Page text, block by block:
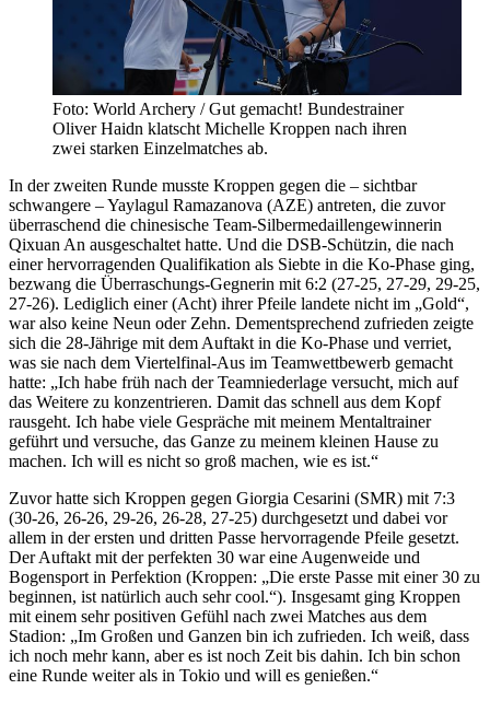
Foto: World Archery / Gut gemacht! Bundestrainer
Oliver Haidn klatscht Michelle Kroppen nach ihren
zwei starken Einzelmatches ab.
In der zweiten Runde musste Kroppen gegen die – sichtbar
schwangere – Yaylagul Ramazanova (AZE) antreten, die zuvor
überraschend die chinesische Team-Silbermedaillengewinnerin
Qixuan An ausgeschaltet hatte. Und die DSB-Schützin, die nach
einer hervorragenden Qualifikation als Siebte in die Ko-Phase ging,
bezwang die Überraschungs-Gegnerin mit 6:2 (27-25, 27-29, 29-25,
27-26). Lediglich einer (Acht) ihrer Pfeile landete nicht im „Gold“,
war also keine Neun oder Zehn. Dementsprechend zufrieden zeigte
sich die 28-Jährige mit dem Auftakt in die Ko-Phase und verriet,
was sie nach dem Viertelfinal-Aus im Teamwettbewerb gemacht
hatte: „Ich habe früh nach der Teamniederlage versucht, mich auf
das Weitere zu konzentrieren. Damit das schnell aus dem Kopf
rausgeht. Ich habe viele Gespräche mit meinem Mentaltrainer
geführt und versuche, das Ganze zu meinem kleinen Hause zu
machen. Ich will es nicht so groß machen, wie es ist.“
Zuvor hatte sich Kroppen gegen Giorgia Cesarini (SMR) mit 7:3
(30-26, 26-26, 29-26, 26-28, 27-25) durchgesetzt und dabei vor
allem in der ersten und dritten Passe hervorragende Pfeile gesetzt.
Der Auftakt mit der perfekten 30 war eine Augenweide und
Bogensport in Perfektion (Kroppen: „Die erste Passe mit einer 30 zu
beginnen, ist natürlich auch sehr cool.“). Insgesamt ging Kroppen
mit einem sehr positiven Gefühl nach zwei Matches aus dem
Stadion: „Im Großen und Ganzen bin ich zufrieden. Ich weiß, dass
ich noch mehr kann, aber es ist noch Zeit bis dahin. Ich bin schon
eine Runde weiter als in Tokio und will es genießen.“